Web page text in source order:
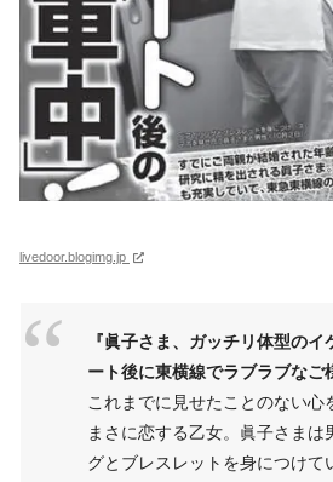
livedoor.blogimg.jp
『眞子さま、ガッチリ体型の
ート後に東横線でラブラブなご
これまでに見せたことのない心
まさに恋する乙女。眞子さまは
グとブレスレットを身につけて